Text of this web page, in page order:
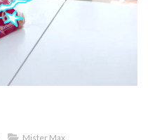
Mister Max